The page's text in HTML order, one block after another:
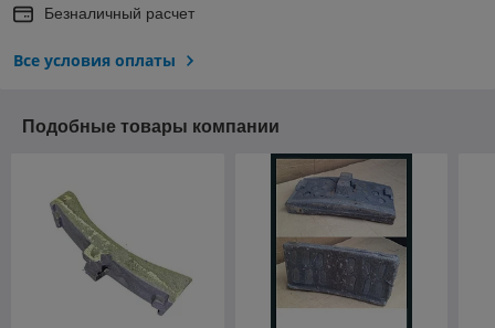
Безналичный расчет
Все условия оплаты
Подобные товары компании